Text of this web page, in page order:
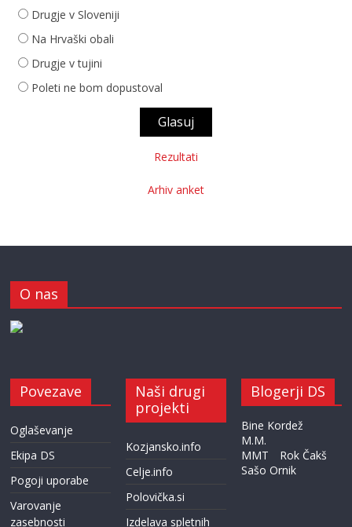
Drugje v Sloveniji
Na Hrvaški obali
Drugje v tujini
Poleti ne bom dopustoval
Rezultati
Arhiv anket
O nas
Povezave
Oglaševanje
Ekipa DS
Pogoji uporabe
Varovanje
zasebnosti
Naši drugi
projekti
Kozjansko.info
Celje.info
Polovička.si
Izdelava spletnih
Blogerji DS
Bine Kordež
M.M.
MMT
Rok Čakš
Sašo Ornik